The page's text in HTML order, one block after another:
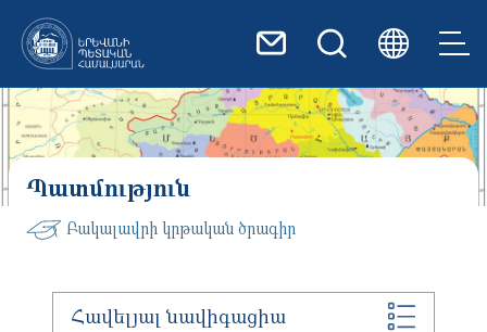
Պատմություն
Բակալավրի կրթական ծրագիր
Հավելյալ նավիգացիա